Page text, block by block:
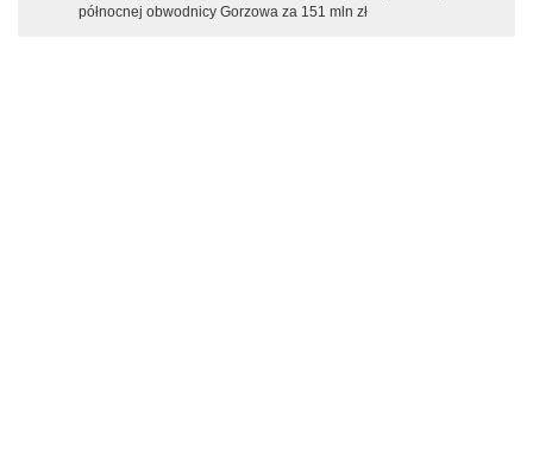
północnej obwodnicy Gorzowa za 151 mln zł